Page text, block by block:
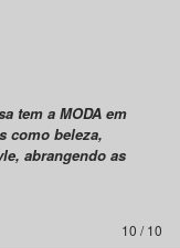
tem a MODA em
como beleza,
abrangendo as
10 / 10